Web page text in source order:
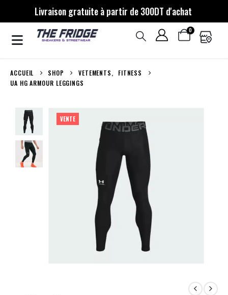
Livraison gratuite à partir de 300DT d'achat
0
ACCUEIL SHOP VETEMENTS,
FITNESS
UA HG ARMOUR LEGGINGS
VENTE